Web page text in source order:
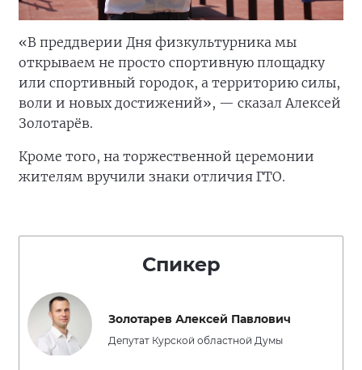
«В преддверии Дня физкультурника мы
открываем не просто спортивную площадку
или спортивный городок, а территорию силы,
воли и новых достижений», — сказал Алексей
Золотарёв.
Кроме того, на торжественной церемонии
жителям вручили знаки отличия ГТО.
Спикер
Золотарев Алексей Павлович
Депутат Курской областной Думы